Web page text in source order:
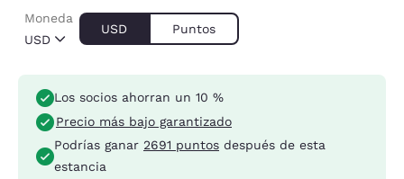
USD
Moneda
USD Puntos
Los socios ahorran un 10 %
Precio más bajo garantizado
Podrías ganar 2691 puntos después de esta
estancia